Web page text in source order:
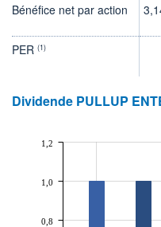
Bénéfice net par action
PER (1)
Dividende PULLUP
0,8
1,0
1,2